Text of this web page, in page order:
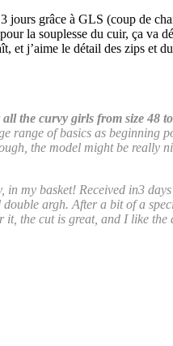
grâce à GLS (coup de
la souplesse du cuir, ça va
j’aime le détail des zips et
the curvy girls from size 48
range of basics as beginning
the model might be really
my basket! Received in3
argh. After a bit of a
the cut is great, and I like the